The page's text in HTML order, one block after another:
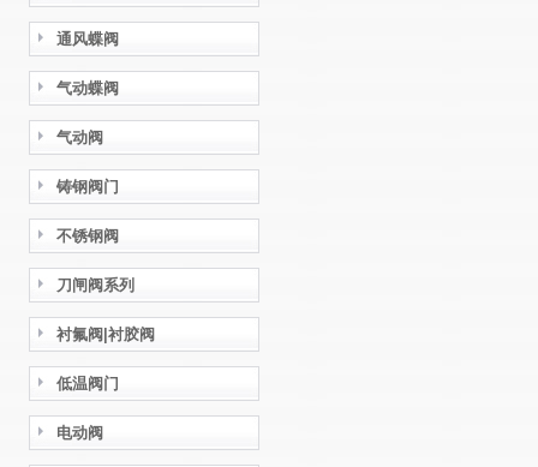
通风蝶阀
气动蝶阀
气动阀
铸钢阀门
不锈钢阀
刀闸阀系列
衬氟阀|衬胶阀
低温阀门
电动阀